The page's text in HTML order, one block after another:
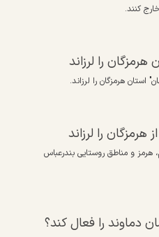
کنند.
را لرزاند
و مناطق روستایی بندرعباس
دماوند را فعال کند؟